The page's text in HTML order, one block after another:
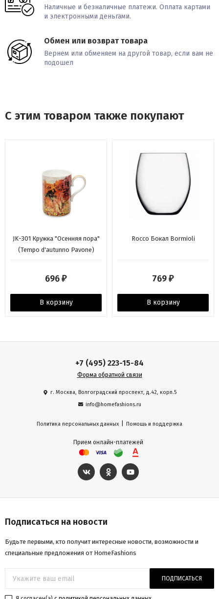
Наличные и безналичные платежи. Оплата картами
и электронными деньгами.
Обмен или возврат товара
Вернем или обменяем на другой товар, если вам не
подошел
С этим товаром также покупают
JK-301 Кружка "Осенняя пора"
(Tempo d'autunno Pavone)
696 ₽
В корзину
Rocco Бокал Bormioli
769 ₽
В корзину
+7 (495) 223-15-84
Форма обратной связи
г. Москва, Волгоградский проспект, д.42, корп.5
info@homefashions.ru
Политика персональных данных Помощь и поддержка
Прием онлайн-платежей
Подписаться на новости
Будьте первыми, кто получит интересные новости, возможности и
специальные предложения от HomeFashions
ПОДПИСАТЬСЯ